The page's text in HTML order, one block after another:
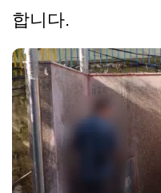
합니다.